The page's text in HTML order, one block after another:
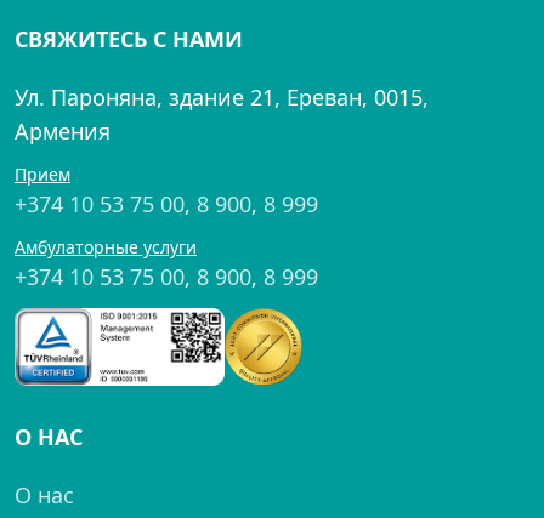
СВЯЖИТЕСЬ С НАМИ
Ул. Пароняна, здание 21, Ереван, 0015,
Армения
Прием
+374 10 53 75 00, 8 900, 8 999
Амбулаторные услуги
+374 10 53 75 00, 8 900, 8 999
О НАС
О нас